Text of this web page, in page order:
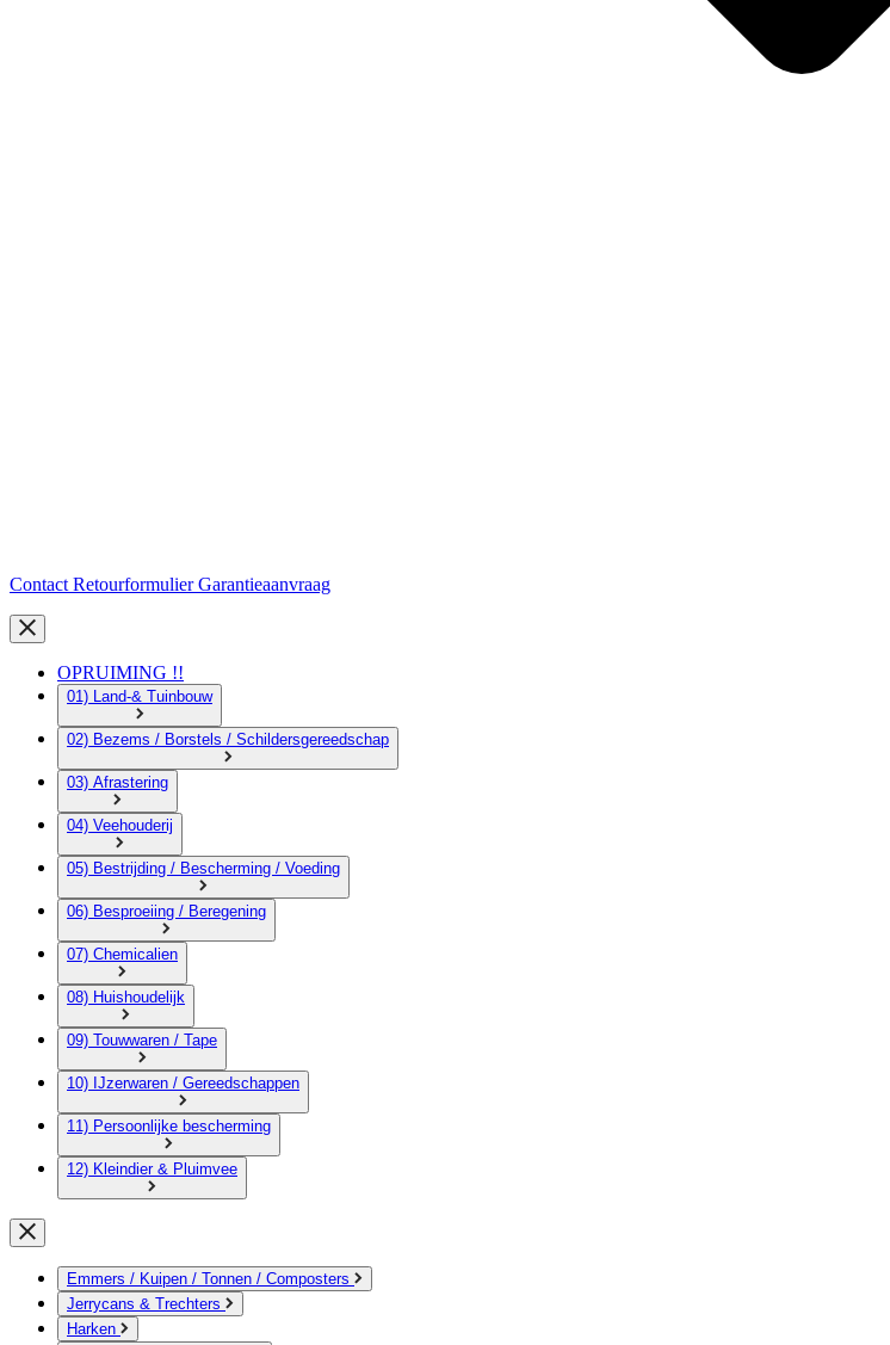
Contact RetourformulierGarantieaanvraag
OPRUIMING !!
01) Land-& Tuinbouw
02) Bezems / Borstels / Schildersgereedschap
03) Afrastering
04) Veehouderij
05) Bestrijding / Bescherming / Voeding
06) Besproeiing / Beregening
07) Chemicalien
08) Huishoudelijk
09) Touwwaren / Tape
10) IJzerwaren / Gereedschappen
11) Persoonlijke bescherming
12) Kleindier & Pluimvee
Emmers / Kuipen / Tonnen / Composters
Jerrycans & Trechters
Harken